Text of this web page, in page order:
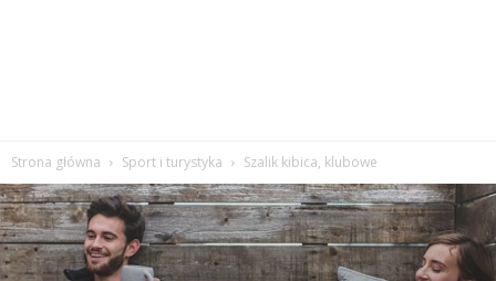
Strona główna Sport i turystyka Szalik kibica, klubowe